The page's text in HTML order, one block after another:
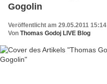
Gogolin
Veröffentlicht am 29.05.2011 15:14
Von Thomas Godoj LIVE Blog